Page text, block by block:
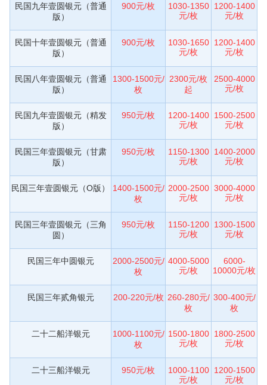
民国九年壹圆银元（普通
版）
900元/枚
1030-1350
元/枚
1200-1400
元/枚
民国十年壹圆银元（普通
版）
900元/枚
1030-1650
元/枚
1200-1400
元/枚
民国八年壹圆银元（普通
版）
1300-1500元/
枚
2300元/枚
起
2500-4000
元/枚
民国九年壹圆银元（精发
版）
950元/枚
1200-1400
元/枚
1500-2500
元/枚
民国三年壹圆银元（甘肃
版）
950元/枚
1150-1300
元/枚
1400-2000
元/枚
民国三年壹圆银元（O版）
1400-1500元/
枚
2000-2500
元/枚
3000-4000
元/枚
民国三年壹圆银元（三角
圆）
950元/枚
1150-1200
元/枚
1300-1500
元/枚
民国三年中圆银元
2000-2500元/
枚
4000-5000
元/枚
6000-
10000元/枚
民国三年贰角银元 200-220元/枚 260-280元/
枚
300-400元/
枚
二十二船洋银元
1000-1100元/
枚
1500-1800
元/枚
1800-2500
元/枚
二十三船洋银元 950元/枚
1000-1100
元/枚
1200-1500
元/枚